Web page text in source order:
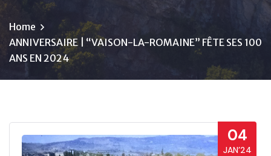
Home
ANNIVERSAIRE | “VAISON-LA-ROMAINE” FÊTE SES 100
ANS EN 2024
04
JAN’24